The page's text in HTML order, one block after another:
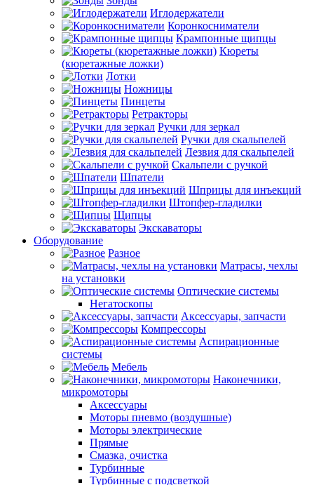
Иглодержатели
Коронкосниматели
Крампонные щипцы
Кюреты
(кюретажные ложки)
Лотки
Ножницы
Пинцеты
Ретракторы
Ручки для зеркал
Ручки для скальпелей
Лезвия для скальпелей
Скальпели с ручкой
Шпатели
Шприцы для инъекций
Штопфер-гладилки
Щипцы
Экскаваторы
Оборудование
Разное
Матрасы, чехлы
на установки
Оптические системы
Негатоскопы
Аксессуары, запчасти
Компрессоры
Аспирационные
системы
Мебель
Наконечники,
микромоторы
Аксессуары
Моторы пневмо (воздушные)
Моторы электрические
Прямые
Смазка, очистка
Турбинные
Турбинные с подсветкой